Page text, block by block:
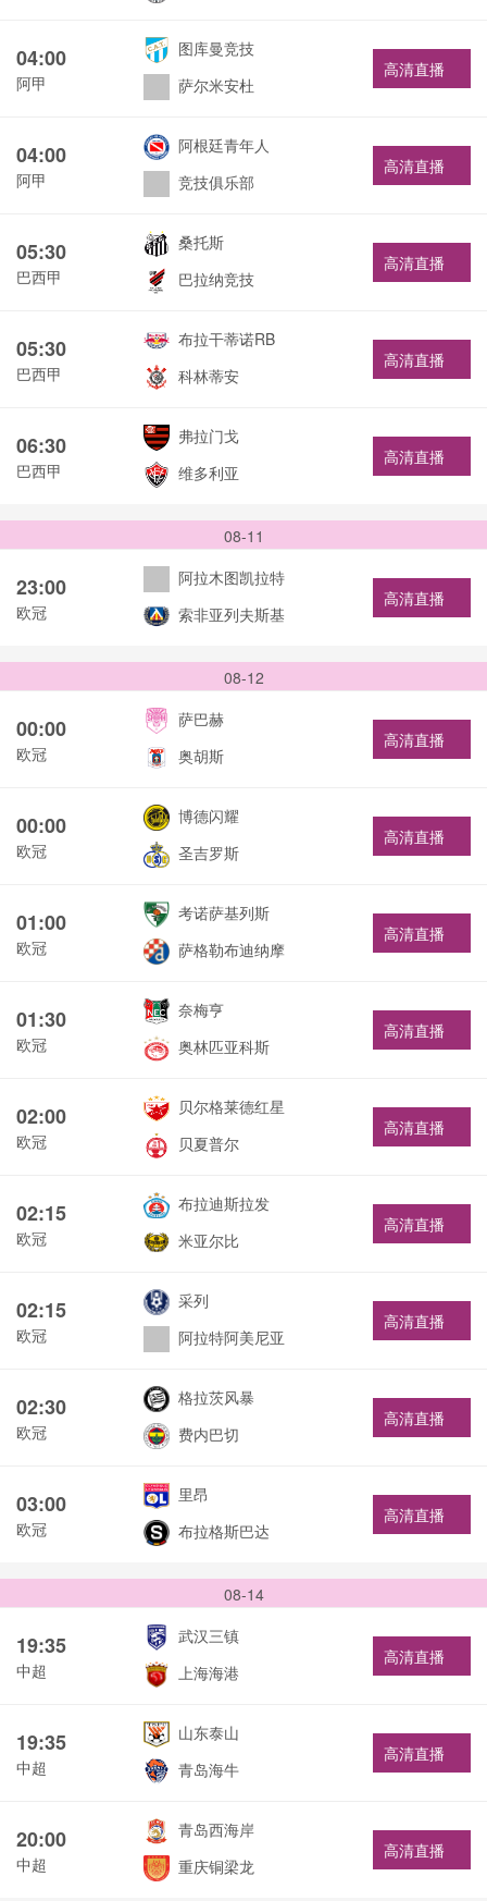
04:00
阿甲
图库曼竞技
萨尔米安杜
高清直播
04:00
阿甲
阿根廷青年人
竞技俱乐部
高清直播
05:30
巴西甲
桑托斯
巴拉纳竞技
高清直播
05:30
巴西甲
布拉干蒂诺RB
科林蒂安
高清直播
06:30
巴西甲
弗拉门戈
维多利亚
高清直播
08-11
23:00
欧冠
阿拉木图凯拉特
索非亚列夫斯基
高清直播
08-12
00:00
欧冠
萨巴赫
奥胡斯
高清直播
00:00
欧冠
博德闪耀
圣吉罗斯
高清直播
01:00
欧冠
考诺萨基列斯
萨格勒布迪纳摩
高清直播
01:30
欧冠
奈梅亨
奥林匹亚科斯
高清直播
02:00
欧冠
贝尔格莱德红星
贝夏普尔
高清直播
02:15
欧冠
布拉迪斯拉发
米亚尔比
高清直播
02:15
欧冠
采列
阿拉特阿美尼亚
高清直播
02:30
欧冠
格拉茨风暴
费内巴切
高清直播
03:00
欧冠
里昂
布拉格斯巴达
高清直播
08-14
19:35
中超
武汉三镇
上海海港
高清直播
19:35
中超
山东泰山
青岛海牛
高清直播
20:00
中超
青岛西海岸
重庆铜梁龙
高清直播